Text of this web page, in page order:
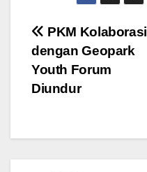
Post
navigation
PKM Kolaborasi
dengan Geopark
Youth Forum
Diundur